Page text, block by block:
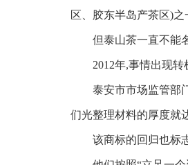
区、胶东半岛产茶区)之
但泰山茶一直不能名
2012年,事情出现转机
泰安市市场监管部门
们光整理材料的厚度就
该商标的回归也标志